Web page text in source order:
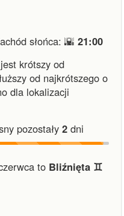
słońca: 🌇 21:00
jest krótszy od
od najkrótszego o
dla lokalizacji
pozostały 2 dni
to Bliźnięta ♊︎